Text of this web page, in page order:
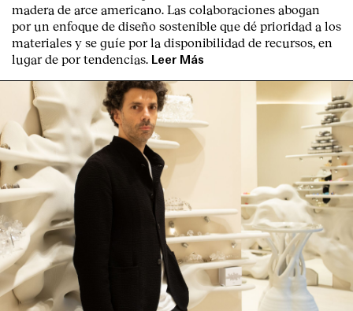
madera de arce americano. Las colaboraciones abogan
por un enfoque de diseño sostenible que dé prioridad a los
materiales y se guíe por la disponibilidad de recursos, en
lugar de por tendencias.
Leer Más